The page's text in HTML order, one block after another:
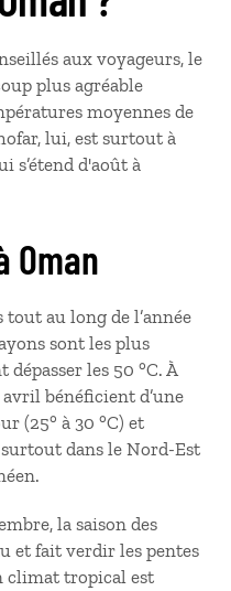
aux voyageurs, le
plus agréable
moyennes de
lui, est surtout à
s’étend d'août à
Oman
au long de l’année
sont les plus
les 50 °C. À
bénéficient d’une
(25° à 30 °C) et
surtout dans le Nord-Est
la saison des
et fait verdir les pentes
climat tropical est